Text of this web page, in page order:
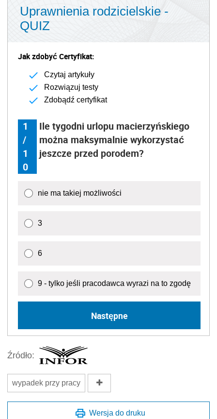
Uprawnienia rodzicielskie -
QUIZ
Jak zdobyć Certyfikat:
Czytaj artykuły
Rozwiązuj testy
Zdobądź certyfikat
1
/
1
0
Ile tygodni urlopu macierzyńskiego
można maksymalnie wykorzystać
jeszcze przed porodem?
nie ma takiej możliwości
3
6
9 - tylko jeśli pracodawca wyrazi na to zgodę
Następne
Źródło:
wypadek przy pracy
Wersja do druku